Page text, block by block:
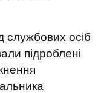
службових осіб
підроблені